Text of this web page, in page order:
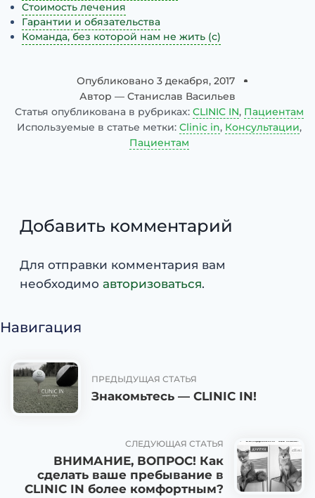
Стоимость лечения
Гарантии и обязательства
Команда, без которой нам не жить (с)
Опубликовано 3 декабря, 2017
Автор — Станислав Васильев
Статья опубликована в рубриках: CLINIC IN, Пациентам
Используемые в статье метки: Clinic in, Консультации,
Пациентам
Добавить комментарий
Для отправки комментария вам
необходимо авторизоваться.
Навигация
ПРЕДЫДУЩАЯ СТАТЬЯ
Знакомьтесь — CLINIC IN!
СЛЕДУЮЩАЯ СТАТЬЯ
ВНИМАНИЕ, ВОПРОС! Как
сделать ваше пребывание в
CLINIC IN более комфортным?